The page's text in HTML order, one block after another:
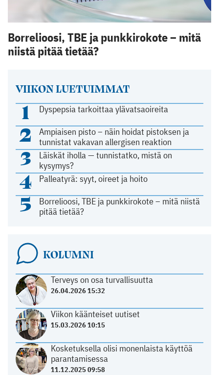
VIIKON LUETUIMMAT
1 Dyspepsia tarkoittaa ylävatsaoireita
2
Ampiaisen pisto – näin hoidat pistoksen ja
tunnistat vakavan allergisen reaktion
3
Läiskät iholla — tunnistatko, mistä on
kysymys?
4 Palleatyrä: syyt, oireet ja hoito
5
Borrelioosi, TBE ja punkkirokote – mitä niistä
pitää tietää?
KOLUMNI
Terveys on osa turvallisuutta
26.04.2026 15:32
Viikon käänteiset uutiset
15.03.2026 10:15
Kosketuksella olisi monenlaista käyttöä
parantamisessa
11.12.2025 09:58
Borrelioosi, TBE ja punkkirokote – mitä
niistä pitää tietää?